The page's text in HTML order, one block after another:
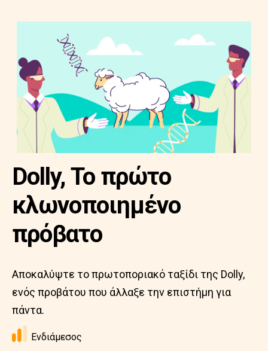
Dolly, Το πρώτο
κλωνοποιημένο
πρόβατο
Αποκαλύψτε το πρωτοποριακό ταξίδι της Dolly,
ενός προβάτου που άλλαξε την επιστήμη για
πάντα.
Ενδιάμεσος